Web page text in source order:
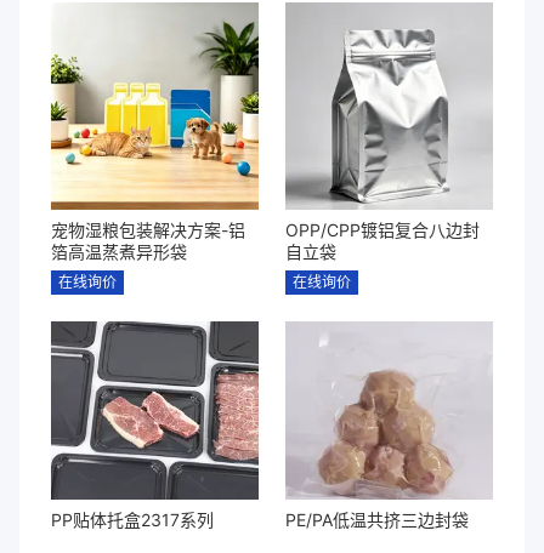
宠物湿粮包装解决方案-铝
箔高温蒸煮异形袋
在线询价
OPP/CPP镀铝复合八边封
自立袋
在线询价
PP贴体托盒2317系列 PE/PA低温共挤三边封袋